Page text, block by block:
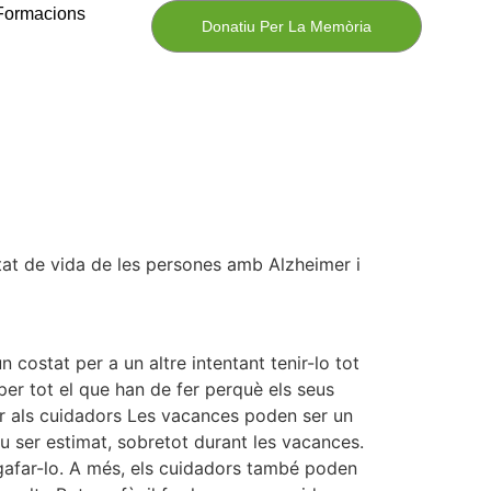
Donatiu Per La Memòria
de vida de les persones amb Alzheimer i
costat per a un altre intentant tenir-lo tot
tot el que han de fer perquè els seus
als cuidadors Les vacances poden ser un
ser estimat, sobretot durant les vacances.
lo. A més, els cuidadors també poden